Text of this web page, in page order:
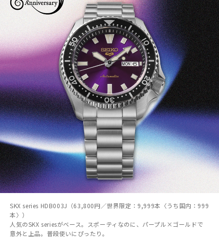
SKX series HDB003J（63,800円／世界限定：9,999本〈うち国内：999
本〉）
人気のSKX seriesがベース。スポーティなのに、パープル×ゴールドで
意外と上品。普段使いにぴったり。